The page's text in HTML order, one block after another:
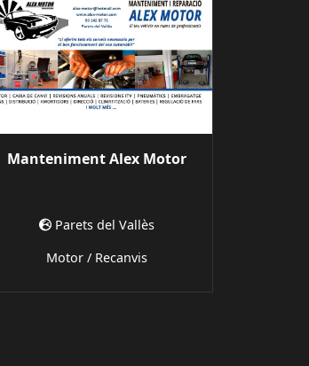
Manteniment Alex Motor
Parets del Vallès
Motor / Recanvis